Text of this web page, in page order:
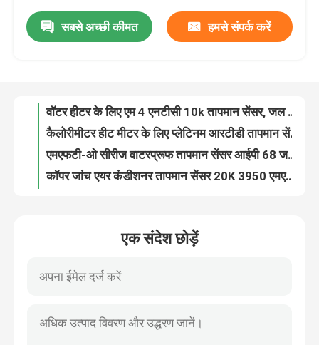
हमारे बारे में
गुणवत्ता नियंत्रण
हमसे संपर्क करें
सबसे अच्छी कीमत हमसे संपर्क करें
वॉटर हीटर के लिए एम 4 एनटीसी 10k तापमान सेंसर, जल शोधक एमएफबी -6 श्रृंखला
10K 3470 CuNi रेफ्रिजरेटर सीधे जांच तापमान सेंसर MFT श्रृंखला
एबीएस हाउसिंग फ्रीजर आइस बैंक सीधे जांच तापमान सेंसर 10 के 3435 एमएफटी श्रृंखला
बुलेट तापमान सेंसर 10K वॉटर हीटर तापमान सेंसर MFB-8 सीरीज
एनटीसी थर्मामीटर 50 के बुलेट तापमान सेंसर एमएफबी -8 सीरीज
एक संदेश छोड़ें